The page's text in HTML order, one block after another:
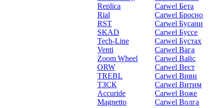
Replica
Rial
RST
SKAD
Tech-Line
Venti
Zoom Wheel
ORW
TREBL
ТЗСК
Accuride
Magnetto
Carwel Бета
Carwel Бросно
Carwel Бусани
Carwel Буссе
Carwel Бустах
Carwel Вага
Carwel Вайс
Carwel Вест
Carwel Виви
Carwel Витим
Carwel Воже
Carwel Волга